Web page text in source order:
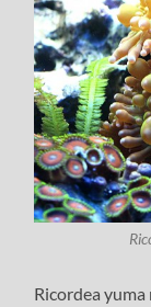
Ricordea